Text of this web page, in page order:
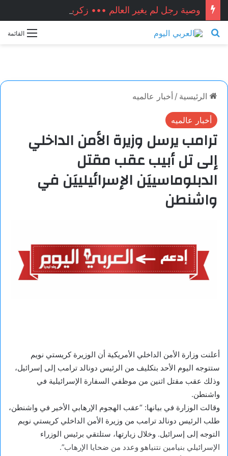
القائمة بحث عن
الرئيسية / أخبار عالميه
أخبار عالميه
ترامب يرسل وزيرة الأمن الداخلي
إلى تل أبيب عقب مقتل
الدبلوماسييَن الإسرائيلييَن في
واشنطن
أعلنت وزارة الأمن الداخلي الأمريكية أن الوزيرة كريستي نويم
ستتوجه اليوم الأحد بتكليف من الرئيس دونالد ترامب إلى إسرائيل،
وذلك عقب مقتل اثنين من موظفي السفارة الإسرائيلية في
واشنطن.
وقالت الوزارة في بيانها: “عقب الهجوم الإرهابي الأخير في واشنطن،
طلب الرئيس دونالد ترامب من وزيرة الأمن الداخلي كريستي نويم
التوجه إلى إسرائيل. وخلال زيارتها، ستلتقي برئيس الوزراء
الإسرائيلي بنيامين نتنياهو وعدد من ضحايا الإرهاب”.